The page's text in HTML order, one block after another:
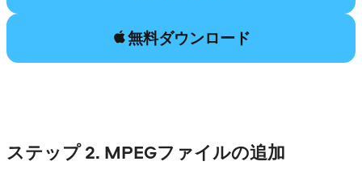
無料ダウンロード
ステップ 2. MPEGファイルの追加